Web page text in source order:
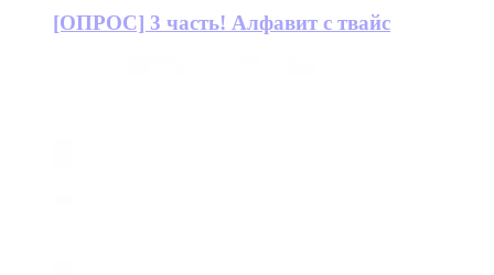
[ОПРОС] 3 часть! Алфавит с твайс